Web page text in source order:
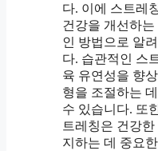
다. 이에 스트레
건강을 개선하는
인 방법으로 알
다. 습관적인 스
육 유연성을 향
형을 조절하는
수 있습니다. 또
트레칭은 건강
지하는 데 중요